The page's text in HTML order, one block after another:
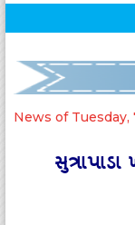
News of